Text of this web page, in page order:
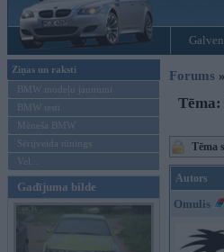
Ziņas un raksti
BMW modeļu jaunumi
BMW testi
Mēneša BMW
Sērijveida tūnings
Vel...
Gadījuma bilde
Forums »
Tēma:
Tēma
Autors
Omulis